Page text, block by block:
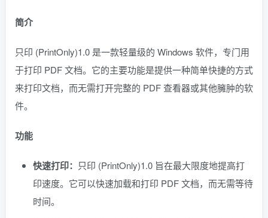
简介
只印 (PrintOnly)1.0 是一款轻量级的 Windows 软件，专门用
于打印 PDF 文档。它的主要功能是提供一种简单快捷的方式
来打印文档，而无需打开完整的 PDF 查看器或其他臃肿的软
件。
功能
快速打印： 只印 (PrintOnly)1.0 旨在最大限度地提高打
印速度。它可以快速加载和打印 PDF 文档，而无需等待
时间。